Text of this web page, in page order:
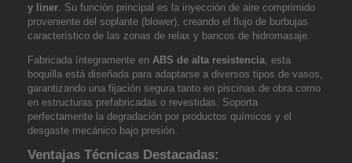
y liner. Su función principal es la inyección de aire comprimido
proveniente del soplante (blower), creando el flujo de burbujas
característico de las zonas de relax y bancos de hidromasaje.
Fabricada íntegramente en ABS de alta resistencia, esta
boquilla está diseñada para adaptarse a diversos tipos de vasos,
garantizando una fijación segura tanto en piscinas de obra como
en estructuras prefabricadas o revestidas. Soporta
perfectamente la degradación por productos químicos y el
desgaste mecánico bajo presión.
Ventajas Técnicas Destacadas: